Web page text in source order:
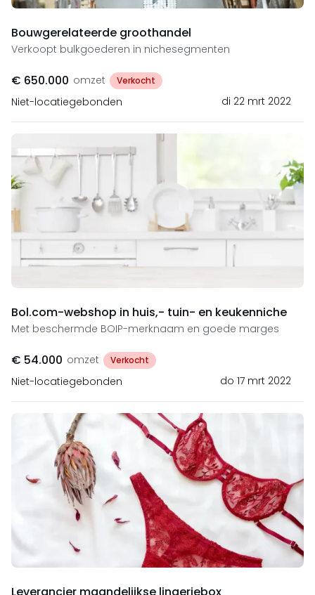
Bouwgerelateerde groothandel
Verkoopt bulkgoederen in nichesegmenten
€ 650.000 omzet Verkocht
Niet-locatiegebonden di 22 mrt 2022
Bol.com-webshop in huis,- tuin- en keukenniche
Met beschermde BOIP-merknaam en goede marges
€ 54.000 omzet Verkocht
Niet-locatiegebonden do 17 mrt 2022